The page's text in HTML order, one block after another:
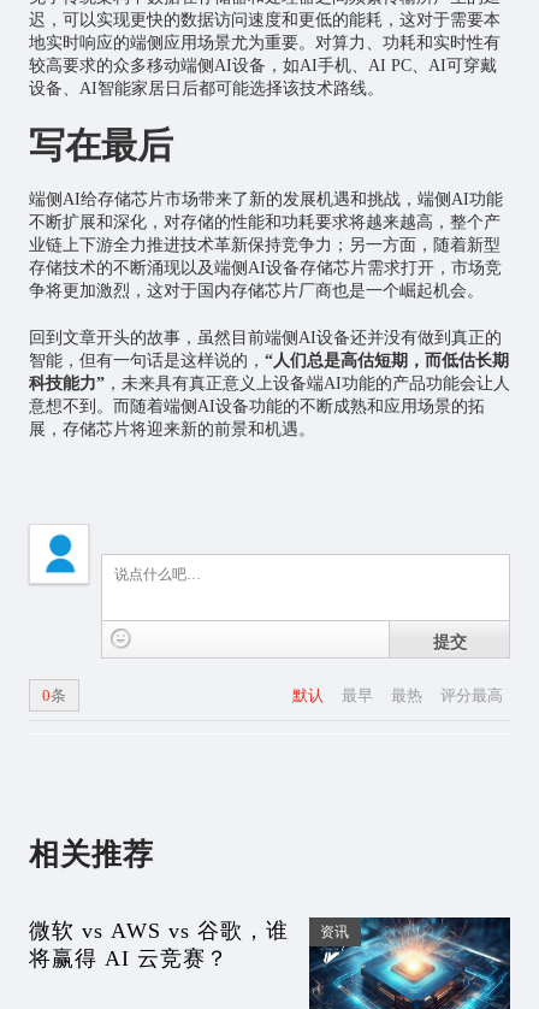
迟，可以实现更快的数据访问速度和更低的能耗，这对于需要本
地实时响应的端侧应用场景尤为重要。对算力、功耗和实时性有
较高要求的众多移动端侧AI设备，如AI手机、AI PC、AI可穿戴
设备、AI智能家居日后都可能选择该技术路线。
写在最后
端侧AI给存储芯片市场带来了新的发展机遇和挑战，端侧AI功能
不断扩展和深化，对存储的性能和功耗要求将越来越高，整个产
业链上下游全力推进技术革新保持竞争力；另一方面，随着新型
存储技术的不断涌现以及端侧AI设备存储芯片需求打开，市场竞
争将更加激烈，这对于国内存储芯片厂商也是一个崛起机会。
回到文章开头的故事，虽然目前端侧AI设备还并没有做到真正的
智能，但有一句话是这样说的， “人们总是高估短期，而低估长期
科技能力”，未来具有真正意义上设备端AI功能的产品功能会让人
意想不到。而随着端侧AI设备功能的不断成熟和应用场景的拓
展，存储芯片将迎来新的前景和机遇。
提交
默认 最早 最热 评分最高
0条
相关推荐
微软 vs AWS vs 谷歌，谁
将赢得 AI 云竞赛？
资讯